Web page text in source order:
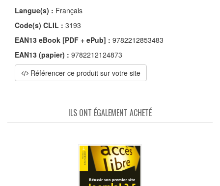
Langue(s) : Français
Code(s) CLIL : 3193
EAN13 eBook [PDF + ePub] : 9782212853483
EAN13 (papier) : 9782212124873
Référencer ce produit sur votre site
ILS ONT ÉGALEMENT ACHETÉ